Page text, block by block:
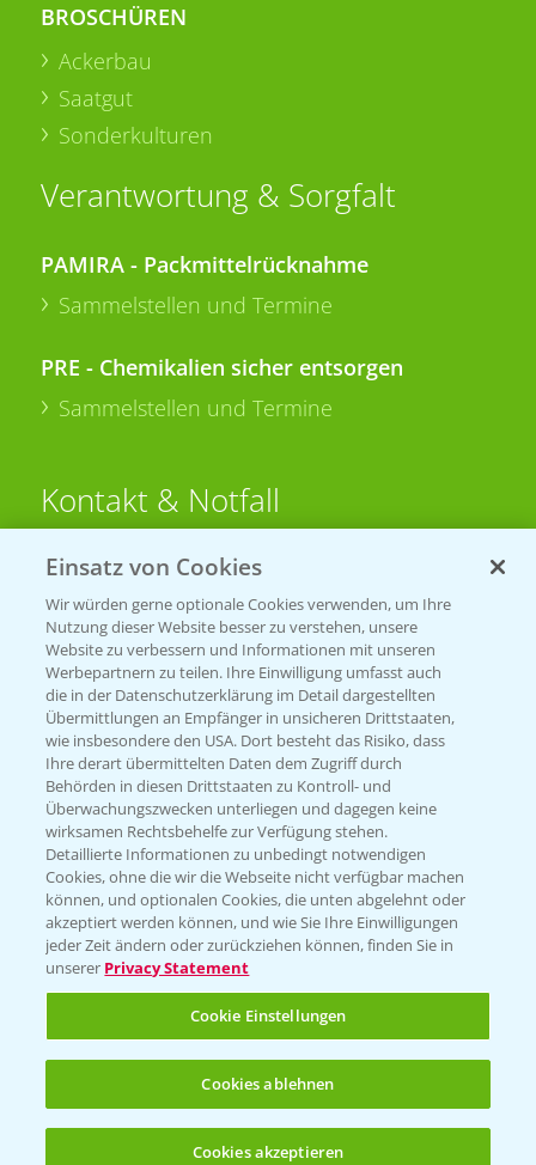
BROSCHÜREN
Ackerbau
Saatgut
Sonderkulturen
Verantwortung & Sorgfalt
PAMIRA - Packmittelrücknahme
Sammelstellen und Termine
PRE - Chemikalien sicher entsorgen
Sammelstellen und Termine
Kontakt & Notfall
Beratung auf WhatsApp
T.+49 (0)174 346 564 1
KONTAKT
Hilfe in Notfällen
T.+49 (0)214/30-20220
Folgen Sie uns
Einsatz von Cookies
Wir würden gerne optionale Cookies verwenden, um Ihre
Nutzung dieser Website besser zu verstehen, unsere
Website zu verbessern und Informationen mit unseren
Werbepartnern zu teilen. Ihre Einwilligung umfasst auch
die in der Datenschutzerklärung im Detail dargestellten
Übermittlungen an Empfänger in unsicheren Drittstaaten,
wie insbesondere den USA. Dort besteht das Risiko, dass
Ihre derart übermittelten Daten dem Zugriff durch
Behörden in diesen Drittstaaten zu Kontroll- und
Überwachungszwecken unterliegen und dagegen keine
wirksamen Rechtsbehelfe zur Verfügung stehen.
Detaillierte Informationen zu unbedingt notwendigen
Cookies, ohne die wir die Webseite nicht verfügbar machen
können, und optionalen Cookies, die unten abgelehnt oder
akzeptiert werden können, und wie Sie Ihre Einwilligungen
jeder Zeit ändern oder zurückziehen können, finden Sie in
unserer Privacy Statement
Cookie Einstellungen
Cookies ablehnen
Cookies akzeptieren